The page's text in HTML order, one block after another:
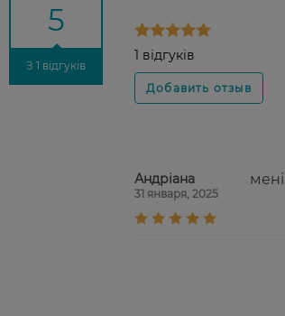
5
З 1 відгуків
1 відгуків
Андріана
31 января, 2025